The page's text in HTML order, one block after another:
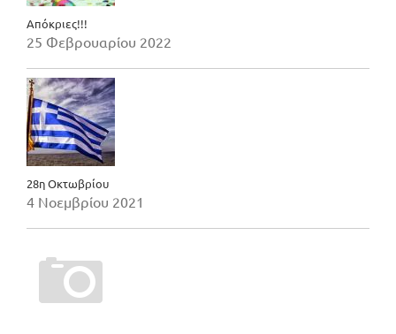
Απόκριες!!!
25 Φεβρουαρίου 2022
28η Οκτωβρίου
4 Νοεμβρίου 2021